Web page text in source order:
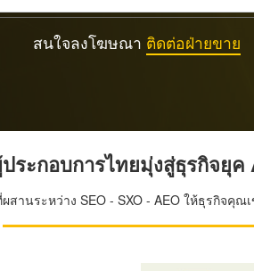
สนใจลงโฆษณา ติดต่อฝ่ายขาย
ะกอบการไทยมุ่งสู่ธุรกิจยุค
านระหว่าง SEO - SXO - AEO ให้ธุรกิจ